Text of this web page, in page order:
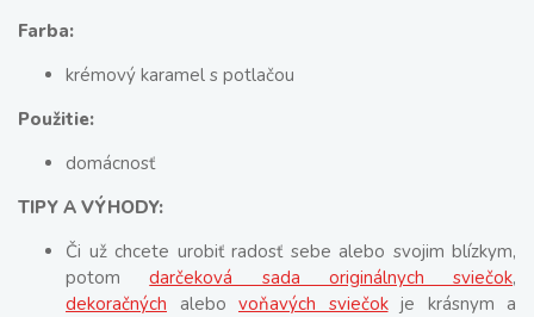
Farba:
krémový karamel s potlačou
Použitie:
domácnosť
TIPY A VÝHODY:
Či už chcete urobiť radosť sebe alebo svojim blízkym,
potomdarčeková sada originálnych sviečok,
dekoračných alebo voňavých sviečokje krásnym a